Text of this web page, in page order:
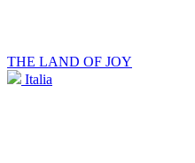
THE LAND OF JOY
Italia